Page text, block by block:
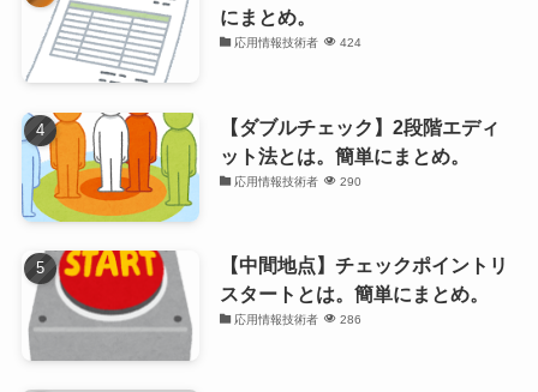
にまとめ。
応用情報技術者 424
【ダブルチェック】2段階エディ
ット法とは。簡単にまとめ。
応用情報技術者 290
【中間地点】チェックポイントリ
スタートとは。簡単にまとめ。
応用情報技術者 286